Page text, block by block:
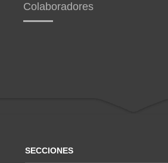
Colaboradores
SECCIONES